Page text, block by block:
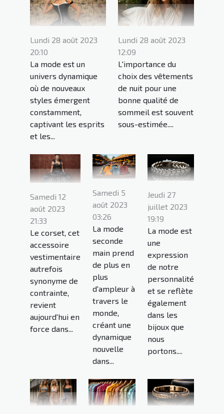
Lundi 28 août 2023
20:10
La mode est un
univers dynamique
où de nouveaux
styles émergent
constamment,
captivant les esprits
et les...
Lundi 28 août 2023
12:09
L'importance du
choix des vêtements
de nuit pour une
bonne qualité de
sommeil est souvent
sous-estimée....
Samedi 12
août 2023
21:33
Le corset, cet
accessoire
vestimentaire
autrefois
synonyme de
contrainte,
revient
aujourd'hui en
force dans...
Samedi 5
août 2023
03:26
La mode
seconde
main prend
de plus en
plus
d'ampleur à
travers le
monde,
créant une
dynamique
nouvelle
dans...
Jeudi 27
juillet 2023
19:19
La mode est
une
expression
de notre
personnalité
et se reflète
également
dans les
bijoux que
nous
portons....